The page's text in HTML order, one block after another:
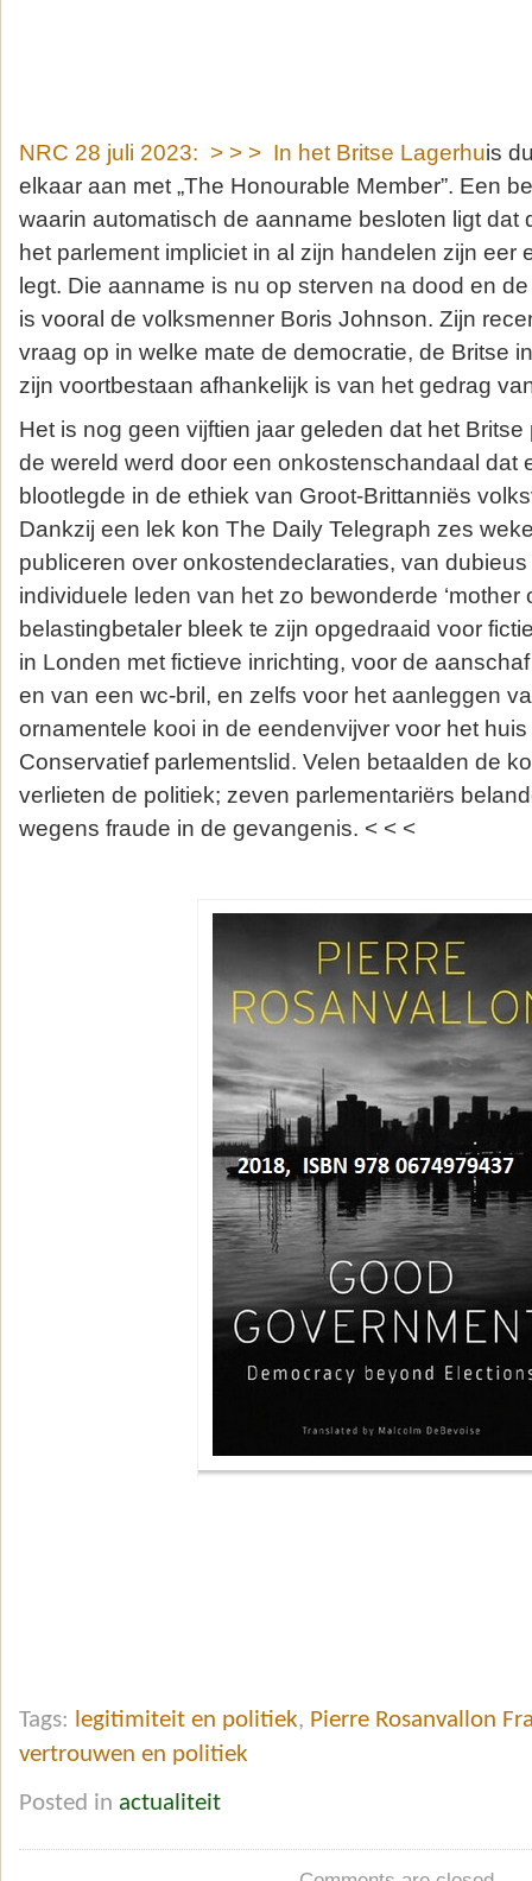
NRC 28 juli 2023: > > > In het Britse Lagerhuis
elkaar aan met „The Honourable Member”. Een
waarin automatisch de aanname besloten ligt dat
het parlement impliciet in al zijn handelen zijn eer
legt. Die aanname is nu op sterven na dood en
is vooral de volksmenner Boris Johnson. Zijn
vraag op in welke mate de democratie, de Britse
zijn voortbestaan afhankelijk is van het gedrag
Het is nog geen vijftien jaar geleden dat het
de wereld werd door een onkostenschandaal dat
blootlegde in de ethiek van Groot-Brittanniës
Dankzij een lek kon The Daily Telegraph zes
publiceren over onkostendeclaraties, van
individuele leden van het zo bewonderde ‘mother
belastingbetaler bleek te zijn opgedraaid voor
in Londen met fictieve inrichting, voor de
en van een wc-bril, en zelfs voor het aanleggen
ornamentele kooi in de eendenvijver voor het
Conservatief parlementslid. Velen betaalden de
verlieten de politiek; zeven parlementariërs
wegens fraude in de gevangenis. < < <
Tags: legitimiteit en politiek, Pierre Rosanvallon
vertrouwen en politiek
Posted in actualiteit